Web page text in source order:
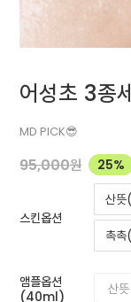
어성초 3종
MD PICK😎
95,000원 25%
스킨옵션
산
촉
앰플옵션
(40ml)
산뜻